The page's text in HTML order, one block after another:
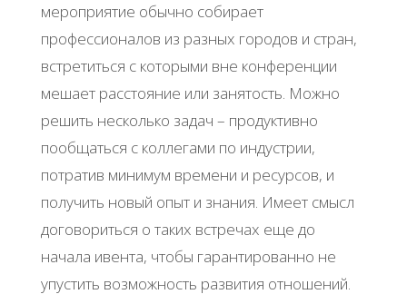
мероприятие обычно собирает
профессионалов из разных городов и стран,
встретиться с которыми вне конференции
мешает расстояние или занятость. Можно
решить несколько задач – продуктивно
пообщаться с коллегами по индустрии,
потратив минимум времени и ресурсов, и
получить новый опыт и знания. Имеет смысл
договориться о таких встречах еще до
начала ивента, чтобы гарантированно не
упустить возможность развития отношений.